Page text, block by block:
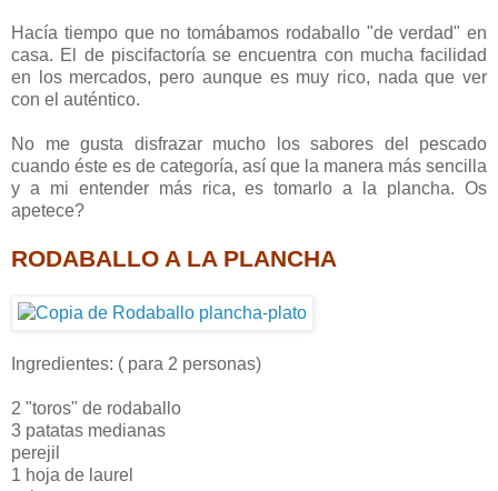
Hacía tiempo que no tomábamos rodaballo "de verdad" en
casa. El de piscifactoría se encuentra con mucha facilidad
en los mercados, pero aunque es muy rico, nada que ver
con el auténtico.
No me gusta disfrazar mucho los sabores del pescado
cuando éste es de categoría, así que la manera más sencilla
y a mi entender más rica, es tomarlo a la plancha. Os
apetece?
RODABALLO A LA PLANCHA
Ingredientes: ( para 2 personas)
2 "toros" de rodaballo
3 patatas medianas
perejil
1 hoja de laurel